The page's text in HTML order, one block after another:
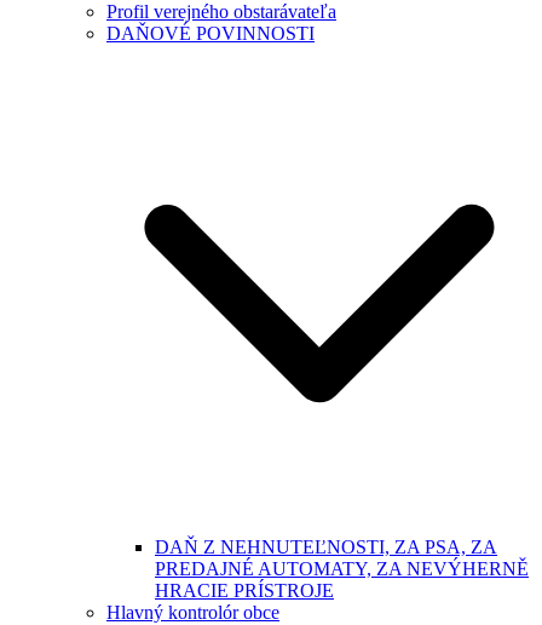
Profil verejného obstarávateľa
DAŇOVÉ POVINNOSTI
DAŇ Z NEHNUTEĽNOSTI, ZA PSA, ZA
PREDAJNÉ AUTOMATY, ZA NEVÝHERNĚ
HRACIE PRÍSTROJE
Hlavný kontrolór obce